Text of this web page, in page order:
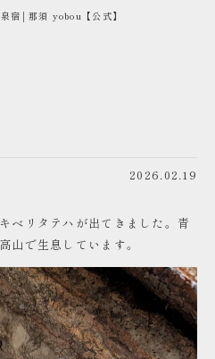
宿│那須 yobou【公式】
2026.02.19
ベリタテハが出てきました。青
山で生息しています。